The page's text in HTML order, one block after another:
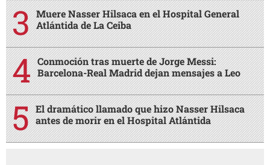
Muere Nasser Hilsaca en el Hospital General
Atlántida de La Ceiba
Conmoción tras muerte de Jorge Messi:
Barcelona-Real Madrid dejan mensajes a Leo
El dramático llamado que hizo Nasser Hilsaca
antes de morir en el Hospital Atlántida